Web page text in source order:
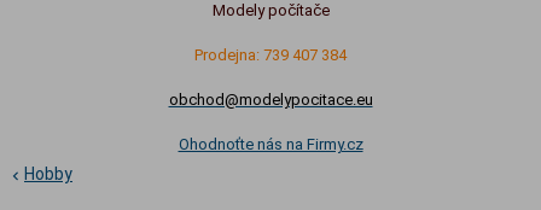
Modely počítače
Prodejna: 739 407 384
obchod@modelypocitace.eu
Ohodnoťte nás na Firmy.cz
Hobby